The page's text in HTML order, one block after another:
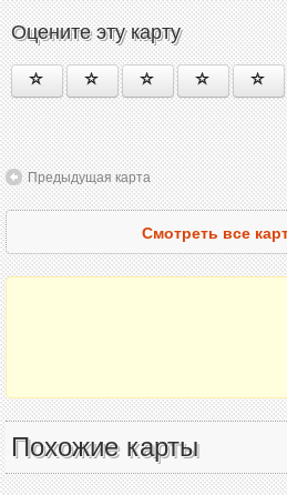
Оцените эту карту
Предыдущая карта
Смотреть все
Похожие карты